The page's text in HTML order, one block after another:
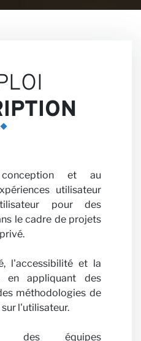
et au
utilisateur
pour des
le cadre de projets
l'accessibilité et la
en appliquant des
méthodologies de
l'utilisateur.
des équipes